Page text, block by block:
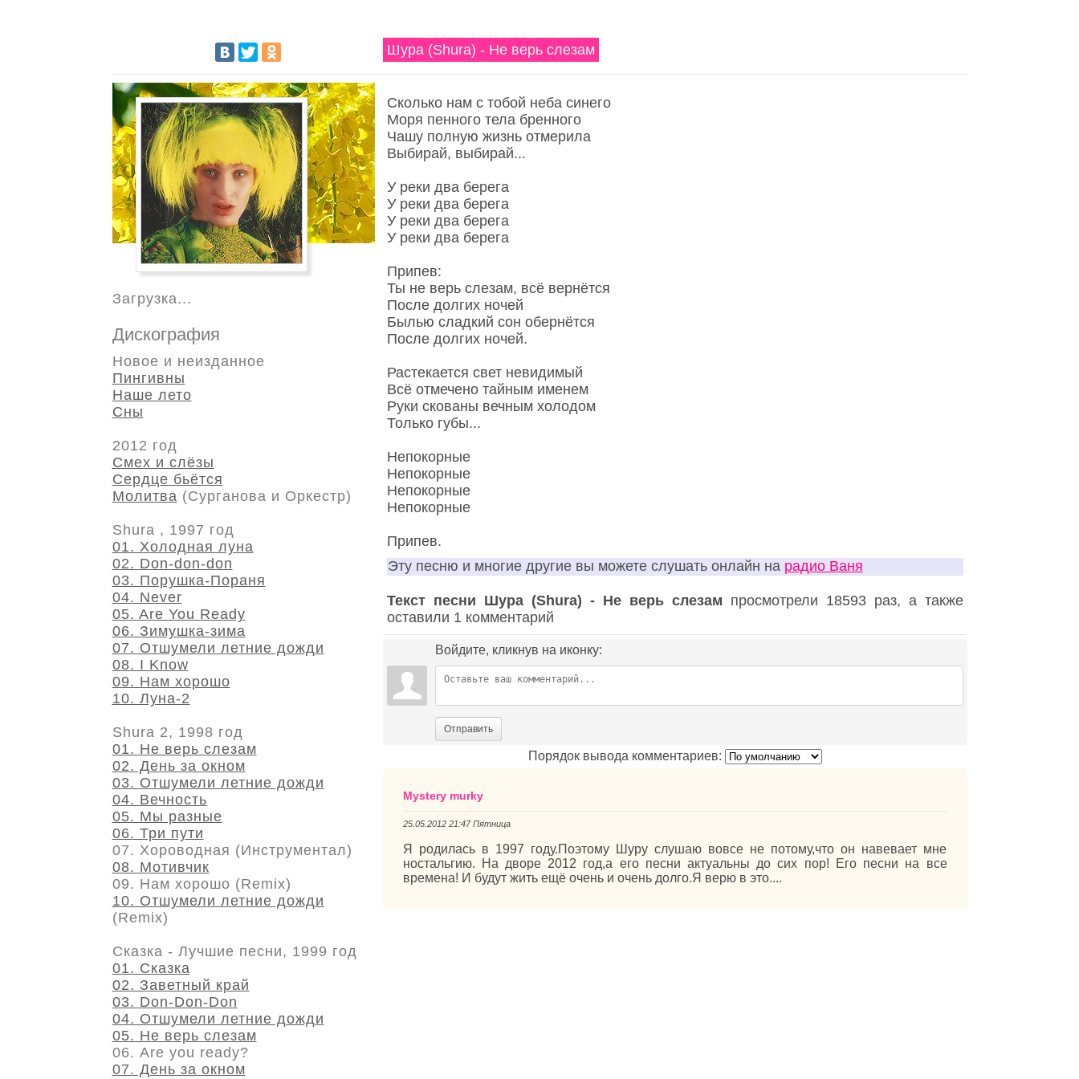
Шура (Shura) - Не верь слезам
Сколько нам с тобой неба синего
Моря пенного тела бренного
Чашу полную жизнь отмерила
Выбирай, выбирай...
У реки два берега
У реки два берега
У реки два берега
У реки два берега
Припев:
Ты не верь слезам, всё вернётся
После долгих ночей
Былью сладкий сон обернётся
После долгих ночей.
Растекается свет невидимый
Всё отмечено тайным именем
Руки скованы вечным холодом
Только губы...
Непокорные
Непокорные
Непокорные
Непокорные
Припев.
Эту песню и многие другие вы можете слушать онлайн на радио Ваня
Текст песни Шура (Shura) - Не верь слезам просмотрели 18593 раз, а также
оставили 1 комментарий
Войдите, кликнув на иконку:
Отправить
Порядок вывода комментариев:
Mystery murky
25.05.2012 21:47 Пятница
Я родилась в 1997 году.Поэтому Шуру слушаю вовсе не потому,что он навевает мне
ностальгию. На дворе 2012 год,а его песни актуальны до сих пор! Его песни на все
времена! И будут жить ещё очень и очень долго.Я верю в это....
Загрузка...
Дискография
Новое и неизданное
Пингивны
Наше лето
Сны
2012 год
Смех и слёзы
Сердце бьётся
Молитва (Сурганова и Оркестр)
Shura , 1997 год
01. Холодная луна
02. Don-don-don
03. Порушка-Пораня
04. Never
05. Are You Ready
06. Зимушка-зима
07. Отшумели летние дожди
08. I Know
09. Нам хорошо
10. Луна-2
Shura 2, 1998 год
01. Не верь слезам
02. День за окном
03. Отшумели летние дожди
04. Вечность
05. Мы разные
06. Три пути
07. Хороводная (Инструментал)
08. Мотивчик
09. Нам хорошо (Remix)
10. Отшумели летние дожди
(Remix)
Сказка - Лучшие песни, 1999 год
01. Сказка
02. Заветный край
03. Don-Don-Don
04. Отшумели летние дожди
05. Не верь слезам
06. Are you ready?
07. День за окном